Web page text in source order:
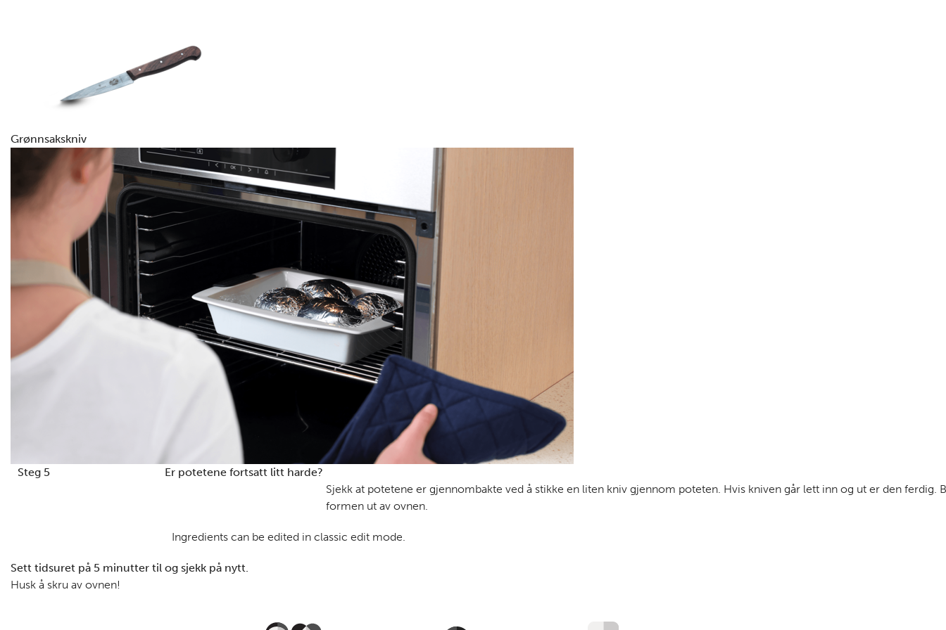
Grønnsakskniv
Steg 5
Sjekk at potetene er gjennombakte ved å stikke en liten kniv gjennom poteten. Hvis kniven går lett inn og ut er den ferdig.
formen ut av ovnen.
Ingredients can be edited in classic edit mode.
Er potetene fortsatt litt harde?
Sett tidsuret på 5 minutter til og sjekk på nytt.
Husk å skru av ovnen!